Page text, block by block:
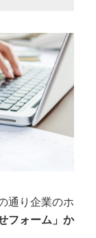
を紹介
メールの
4つのステ
る
付する
通り企業のホ
フォーム」か